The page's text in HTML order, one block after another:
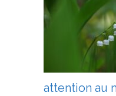
attention au